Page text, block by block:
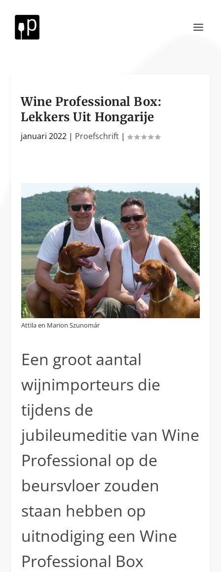
Wine Professional Box:
Lekkers Uit Hongarije
januari 2022 | Proefschrift |
Attila en Marion Szunomár
Een groot aantal
wijnimporteurs die
tijdens de
jubileumeditie van Wine
Professional op de
beursvloer zouden
staan hebben op
uitnodiging een Wine
Professional Box